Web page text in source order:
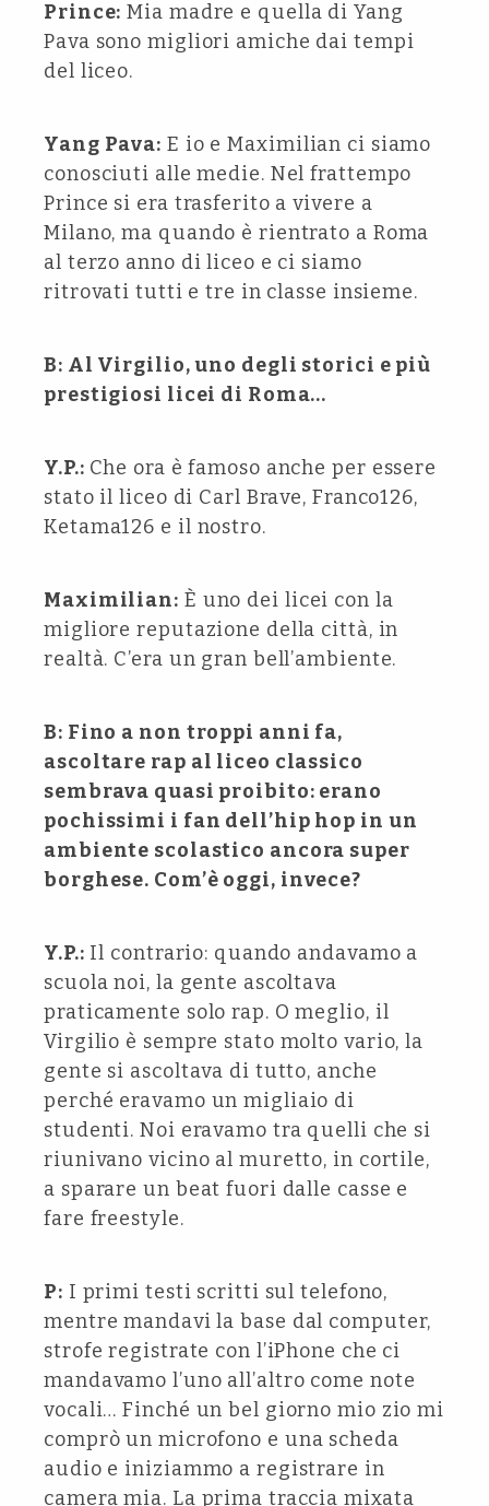
Prince: Mia madre e quella di Yang
Pava sono migliori amiche dai tempi
del liceo.
Yang Pava: E io e Maximilian ci siamo
conosciuti alle medie. Nel frattempo
Prince si era trasferito a vivere a
Milano, ma quando è rientrato a Roma
al terzo anno di liceo e ci siamo
ritrovati tutti e tre in classe insieme.
B: Al Virgilio, uno degli storici e più
prestigiosi licei di Roma…
Y.P.: Che ora è famoso anche per essere
stato il liceo di Carl Brave, Franco126,
Ketama126 e il nostro.
Maximilian: È uno dei licei con la
migliore reputazione della città, in
realtà. C’era un gran bell’ambiente.
B: Fino a non troppi anni fa,
ascoltare rap al liceo classico
sembrava quasi proibito: erano
pochissimi i fan dell’hip hop in un
ambiente scolastico ancora super
borghese. Com’è oggi, invece?
Y.P.: Il contrario: quando andavamo a
scuola noi, la gente ascoltava
praticamente solo rap. O meglio, il
Virgilio è sempre stato molto vario, la
gente si ascoltava di tutto, anche
perché eravamo un migliaio di
studenti. Noi eravamo tra quelli che si
riunivano vicino al muretto, in cortile,
a sparare un beat fuori dalle casse e
fare freestyle.
P: I primi testi scritti sul telefono,
mentre mandavi la base dal computer,
strofe registrate con l’iPhone che ci
mandavamo l’uno all’altro come note
vocali… Finché un bel giorno mio zio mi
comprò un microfono e una scheda
audio e iniziammo a registrare in
camera mia. La prima traccia mixata